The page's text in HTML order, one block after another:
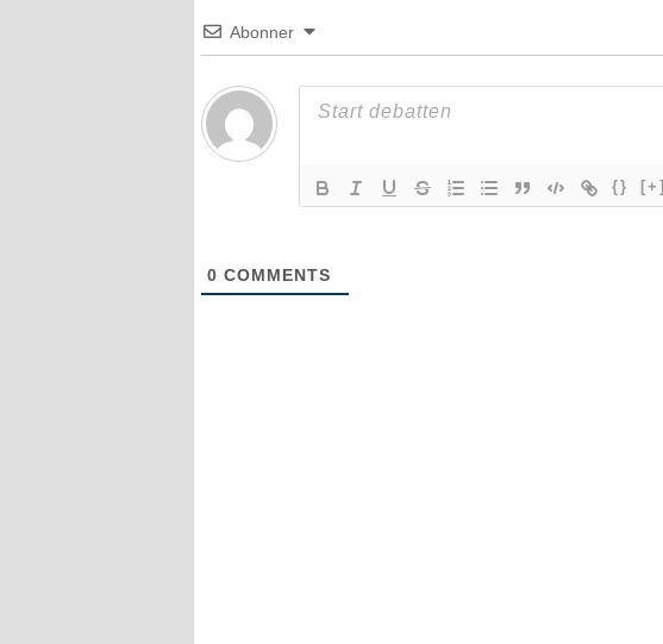
Abonner
{} [+]
0 COMMENTS